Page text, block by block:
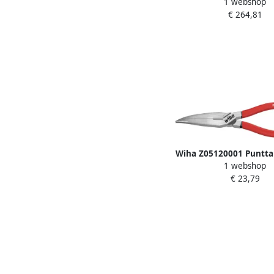
500 mm² met
€ 264,81
Wiha Z05120001
met snijvlak gebogen
40° 200 mm 8"
1 webshop
€ 23,79